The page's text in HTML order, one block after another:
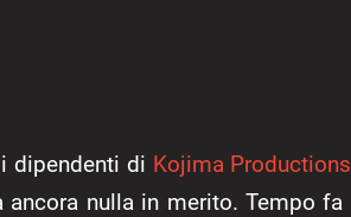
dipendenti di Kojima Productions
ancora nulla in merito. Tempo fa